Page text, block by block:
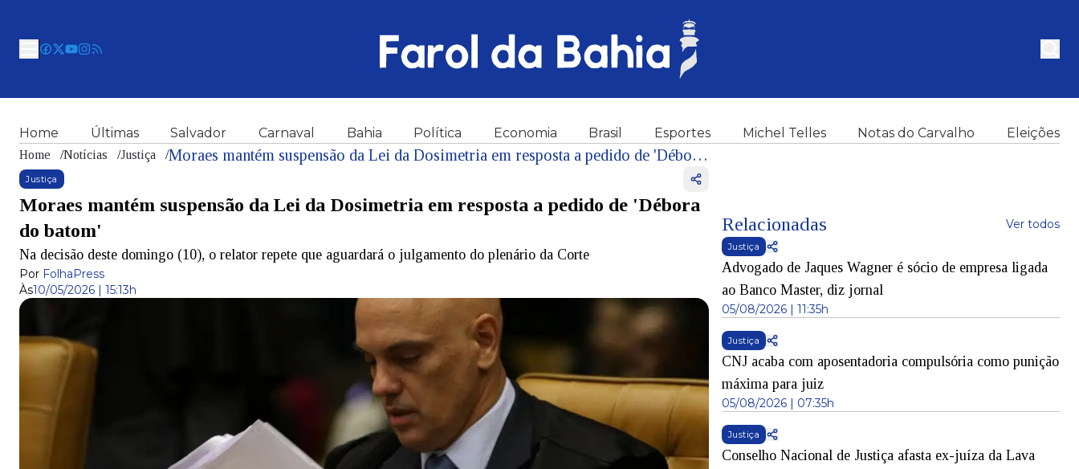
Home Últimas Salvador Carnaval Bahia Política Economia Brasil Esportes Michel Telles Notas do Carvalho Eleições
Home /Notícias /Justiça / Moraes mantém suspensão da Lei da Dosimetria em resposta a pedido de 'Débora do batom'
Justiça
Moraes mantém suspensão da Lei da Dosimetria em resposta a pedido de 'Débora
do batom'
Na decisão deste domingo (10), o relator repete que aguardará o julgamento do plenário da Corte
Por FolhaPress
Às10/05/2026 | 15:13h
Relacionadas Ver todos
Justiça
Advogado de Jaques Wagner é sócio de empresa ligada
ao Banco Master, diz jornal
05/08/2026 | 11:35h
Justiça
CNJ acaba com aposentadoria compulsória como punição
máxima para juiz
05/08/2026 | 07:35h
Justiça
Conselho Nacional de Justiça afasta ex-juíza da Lava